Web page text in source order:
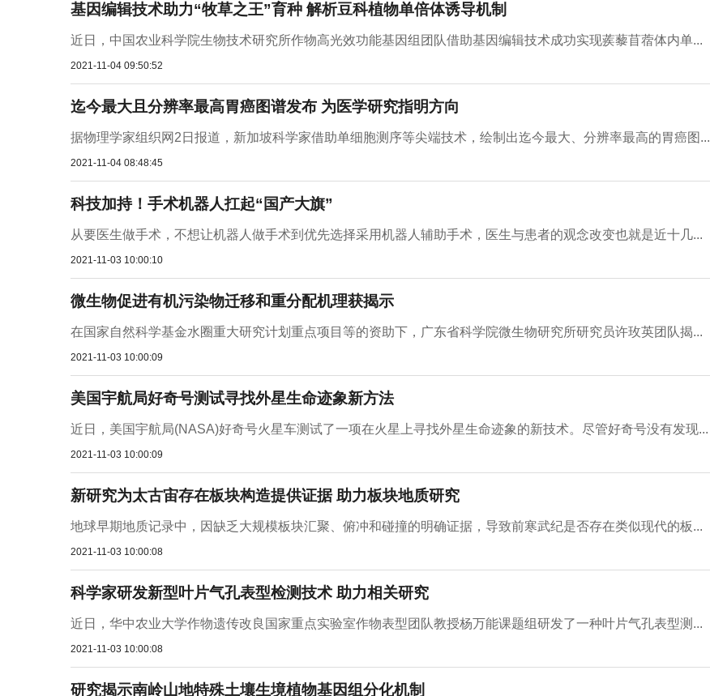
基因编辑技术助力“牧草之王”育种 解析豆科植物单倍体诱导机制
近日，中国农业科学院生物技术研究所作物高光效功能基因组团队借助基因编辑技术成功实现蒺藜苜蓿体内单...
2021-11-04 09:50:52
迄今最大且分辨率最高胃癌图谱发布 为医学研究指明方向
据物理学家组织网2日报道，新加坡科学家借助单细胞测序等尖端技术，绘制出迄今最大、分辨率最高的胃癌图...
2021-11-04 08:48:45
科技加持！手术机器人扛起“国产大旗”
从要医生做手术，不想让机器人做手术到优先选择采用机器人辅助手术，医生与患者的观念改变也就是近十几...
2021-11-03 10:00:10
微生物促进有机污染物迁移和重分配机理获揭示
在国家自然科学基金水圈重大研究计划重点项目等的资助下，广东省科学院微生物研究所研究员许玫英团队揭...
2021-11-03 10:00:09
美国宇航局好奇号测试寻找外星生命迹象新方法
近日，美国宇航局(NASA)好奇号火星车测试了一项在火星上寻找外星生命迹象的新技术。尽管好奇号没有发现...
2021-11-03 10:00:09
新研究为太古宙存在板块构造提供证据 助力板块地质研究
地球早期地质记录中，因缺乏大规模板块汇聚、俯冲和碰撞的明确证据，导致前寒武纪是否存在类似现代的板...
2021-11-03 10:00:08
科学家研发新型叶片气孔表型检测技术 助力相关研究
近日，华中农业大学作物遗传改良国家重点实验室作物表型团队教授杨万能课题组研发了一种叶片气孔表型测...
2021-11-03 10:00:08
研究揭示南岭山地特殊土壤生境植物基因组分化机制